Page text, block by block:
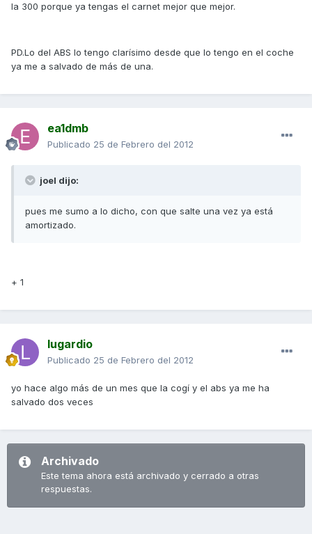
la 300 porque ya tengas el carnet mejor que mejor.
PD.Lo del ABS lo tengo clarísimo desde que lo tengo en el coche
ya me a salvado de más de una.
ea1dmb
Publicado 25 de Febrero del 2012
joel dijo:
pues me sumo a lo dicho, con que salte una vez ya está
amortizado.
+ 1
lugardio
Publicado 25 de Febrero del 2012
yo hace algo más de un mes que la cogí y el abs ya me ha
salvado dos veces
Archivado
Este tema ahora está archivado y cerrado a otras
respuestas.